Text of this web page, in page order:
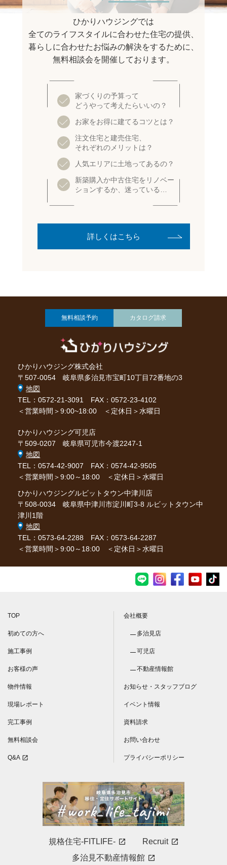
ひかりハウジングでは
全てのライフスタイルに合わせた住宅の提供、
暮らしに合わせたお悩みの解決をするために、
無料相談会を開催しております。
家づくりの予算って
どうやって考えたらいいの？
お家をお得に建てるコツとは？
注文住宅と建売住宅、
それぞれのメリットは？
人気エリアに土地ってあるの？
新築購入か中古住宅をリノベー
ションするか、迷っている…
詳しくはこちら
ひかりハウジング株式会社
〒507-0054 岐阜県多治見市宝町10丁目72番地の3
地図
TEL：0572-21-3091
FAX：0572-23-4102
＜営業時間＞9:00~18:00 ＜定休日＞水曜日
ひかりハウジング可児店
〒509-0207 岐阜県可児市今渡2247-1
地図
TEL：0574-42-9007 FAX：0574-42-9505
＜営業時間＞9:00～18:00 ＜定休日＞水曜日
ひかりハウジングルビットタウン中津川店
〒508-0034 岐阜県中津川市淀川町3-8 ルビットタウン中
津川1階
地図
TEL：0573-64-2288 FAX：0573-64-2287
＜営業時間＞9:00～18:00 ＜定休日＞水曜日
無料相談予約 カタログ請求
TOP
初めての方へ
施工事例
お客様の声
物件情報
現場レポート
完工事例
無料相談会
Q&A open_in_new
会社概要
多治見店
可児店
不動産情報館
お知らせ・スタッフブログ
イベント情報
資料請求
お問い合わせ
プライバシーポリシー
規格住宅-FITLIFE- open_in_new Recruit open_in_new
多治見不動産情報館 open_in_new